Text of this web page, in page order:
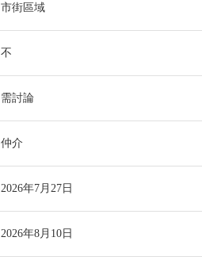
市街區域
不
需討論
仲介
2026年7月27日
2026年8月10日